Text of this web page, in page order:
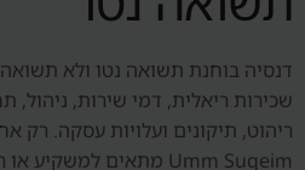
דנסיה בוחנת תשואה נטו ולא
שכירות ריאלית, דמי שירות, ניהול,
ריהוט, תיקונים ועלויות עסקה. רק
Umm Suqeim מתאים למשקיע או רק נראה טוב על הנייר.